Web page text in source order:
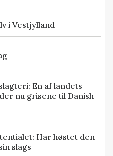
i Vestjylland
En af landets
nu grisene til Danish
Har høstet den
slags